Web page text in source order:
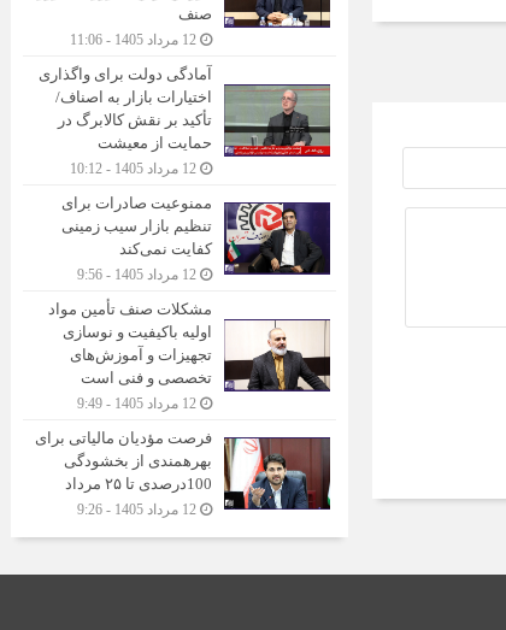
صنف
آمادگی دولت برای واگذاری
اختیارات بازار به اصناف/
تأکید بر نقش کالابرگ در
حمایت از معیشت
ممنوعیت صادرات برای
تنظیم بازار سیب زمینی
کفایت نمی‌کند
مشکلات صنف تأمین مواد
اولیه باکیفیت و نوسازی
تجهیزات و آموزش‌های
تخصصی و فنی است
فرصت مؤدیان مالیاتی برای
بهره‎مندی از بخشودگی
100درصدی تا ۲۵ مرداد